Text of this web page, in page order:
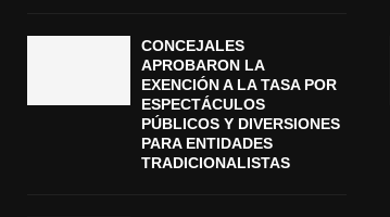
CONCEJALES
APROBARON LA
EXENCIÓN A LA TASA POR
ESPECTÁCULOS
PÚBLICOS Y DIVERSIONES
PARA ENTIDADES
TRADICIONALISTAS